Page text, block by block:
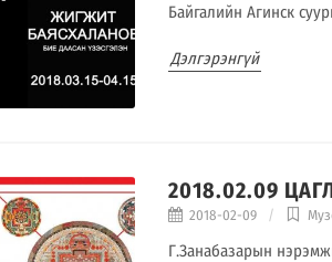
Байгалийн Агинск
Дэлгэрэнгүй
2018.02.09
2018-02-09
Г.Занабазарын